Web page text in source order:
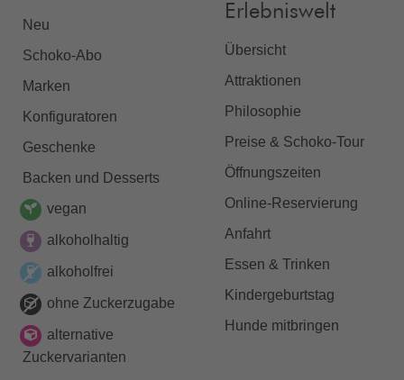
Neu
Schoko-Abo
Marken
Konfiguratoren
Geschenke
Backen und Desserts
vegan
alkoholhaltig
alkoholfrei
ohne Zuckerzugabe
alternative
Zuckervarianten
Erlebniswelt
Übersicht
Attraktionen
Philosophie
Preise & Schoko-Tour
Öffnungszeiten
Online-Reservierung
Anfahrt
Essen & Trinken
Kindergeburtstag
Hunde mitbringen